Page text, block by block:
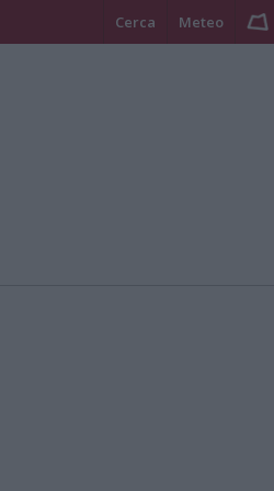
Cerca Meteo